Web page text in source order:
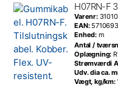
H07RN-F
Varenr:
EAN:
Enhed: m
Antal /
Oplægning:
Strømværdi
Udv. dia ca.
Vægt, kg/km: